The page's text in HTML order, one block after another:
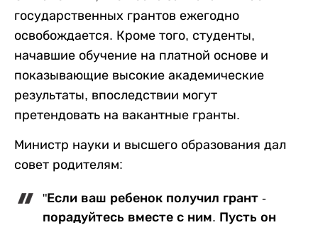
государственных грантов ежегодно
освобождается. Кроме того, студенты,
начавшие обучение на платной основе и
показывающие высокие академические
результаты, впоследствии могут
претендовать на вакантные гранты.
Министр науки и высшего образования дал
совет родителям:
"Если ваш ребенок получил грант -
порадуйтесь вместе с ним. Пусть он